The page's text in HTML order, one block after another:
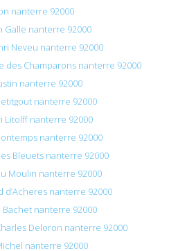
nanterre 92000
Galle nanterre 92000
Neveu nanterre 92000
des Champarons nanterre 92000
nanterre 92000
nanterre 92000
Litolff nanterre 92000
nanterre 92000
Bleuets nanterre 92000
Moulin nanterre 92000
nanterre 92000
nanterre 92000
Deloron nanterre 92000
nanterre 92000